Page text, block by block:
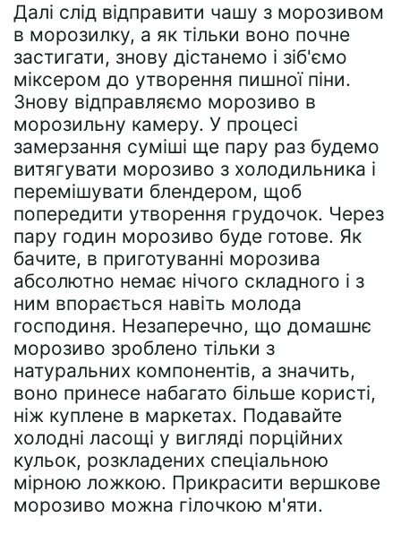
Далі слід відправити чашу з морозивом
в морозилку, а як тільки воно почне
застигати, знову дістанемо і зіб'ємо
міксером до утворення пишної піни.
Знову відправляємо морозиво в
морозильну камеру. У процесі
замерзання суміші ще пару раз будемо
витягувати морозиво з холодильника і
перемішувати блендером, щоб
попередити утворення грудочок. Через
пару годин морозиво буде готове. Як
бачите, в приготуванні морозива
абсолютно немає нічого складного і з
ним впорається навіть молода
господиня. Незаперечно, що домашнє
морозиво зроблено тільки з
натуральних компонентів, а значить,
воно принесе набагато більше користі,
ніж куплене в маркетах. Подавайте
холодні ласощі у вигляді порційних
кульок, розкладених спеціальною
мірною ложкою. Прикрасити вершкове
морозиво можна гілочкою м'яти.